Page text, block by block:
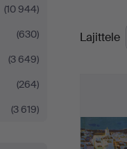
(10 944)
(630)
(3 649)
(264)
(3 619)
hinnat
Lajittele